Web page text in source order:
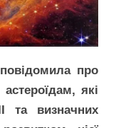
про
які
та визначних